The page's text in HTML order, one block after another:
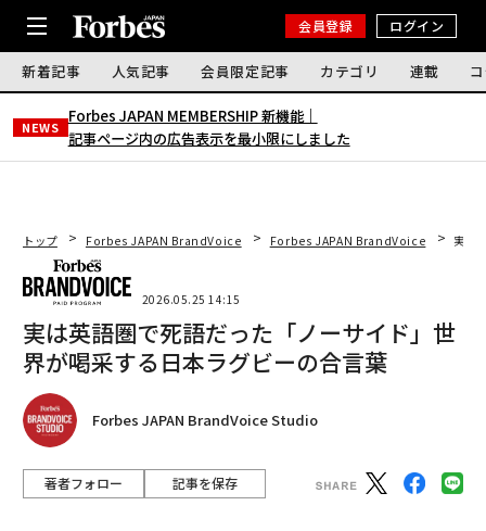
会員登録 ログイン
新着記事 人気記事 会員限定記事 カテゴリ 連載
NEWS
Forbes JAPAN MEMBERSHIP 新機能｜
記事ページ内の広告表示を最小限にしました
トップ Forbes JAPAN BrandVoice Forbes JAPAN BrandVoice 実は
2026.05.25 14:15
実は英語圏で死語だった「ノーサイド」世
界が喝采する日本ラグビーの合言葉
Forbes JAPAN BrandVoice Studio
著者フォロー 記事を保存